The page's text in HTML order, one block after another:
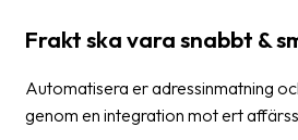
About
company
Frakt ska vara snabbt &
Automatisera er adressinmatning
genom en integration mot ert